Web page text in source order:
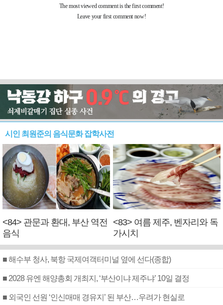
시인 최원준의 음식문화 잡학사전
<84> 관문과 환대, 부산 역전
음식
<83> 여름 제주, 벤자리와 독
가시치
■ 해수부 청사, 북항 국제여객터미널 옆에 선다(종합)
■ 2028 유엔 해양총회 개최지, ‘부산이냐 제주냐’ 10일 결정
■ 외국인 선원 ‘인신매매 경유지’ 된 부산…우려가 현실로